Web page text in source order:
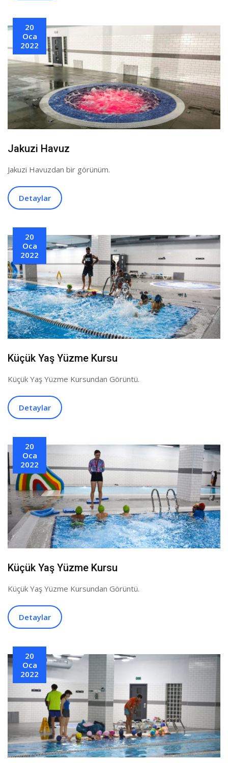
20
Oca
2022
Jakuzi Havuz
Jakuzi Havuzdan bir görünüm.
Detaylar
20
Oca
2022
Küçük Yaş Yüzme Kursu
Küçük Yaş Yüzme Kursundan Görüntü.
Detaylar
20
Oca
2022
Küçük Yaş Yüzme Kursu
Küçük Yaş Yüzme Kursundan Görüntü.
Detaylar
20
Oca
2022